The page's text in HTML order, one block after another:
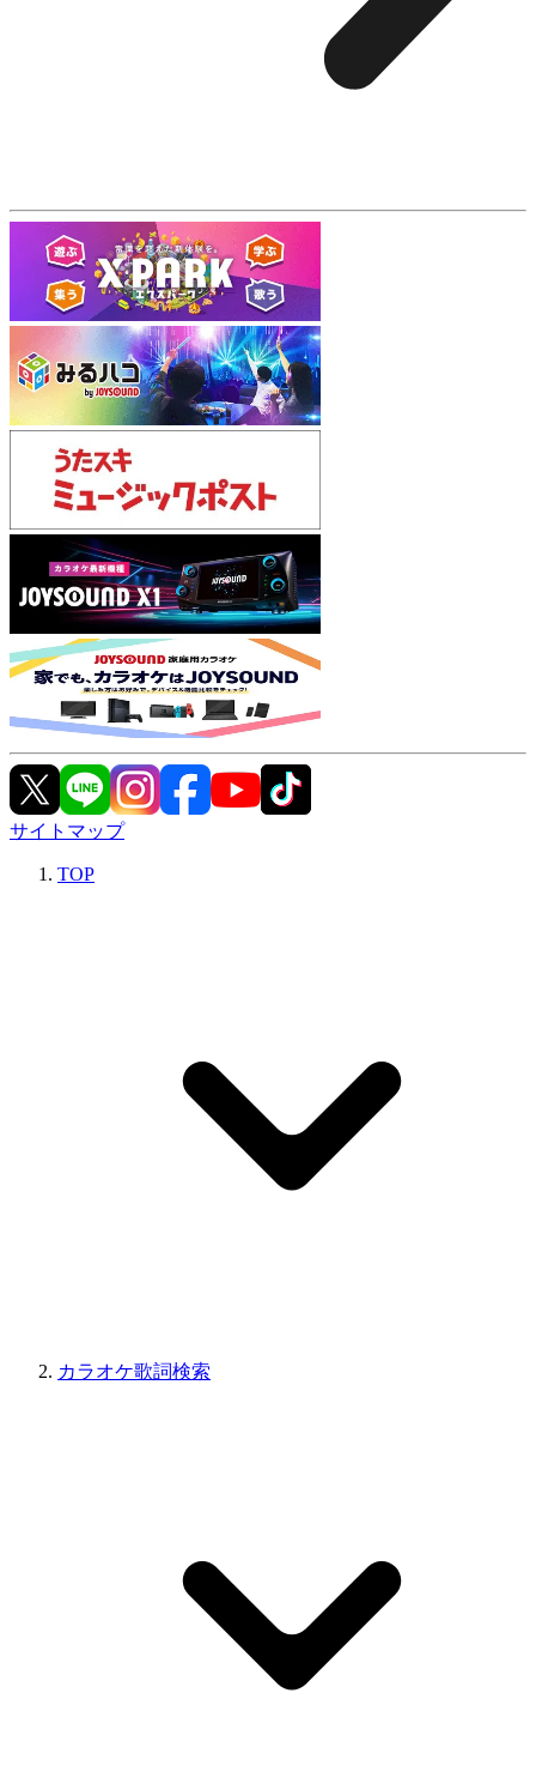
サイトマップ
TOP
カラオケ歌詞検索